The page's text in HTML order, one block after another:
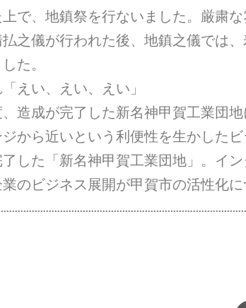
で、地鎮祭を行ないました。厳粛
之儀が行われた後、地鎮之儀では
た。
えい、えい、えい」
、造成が完了した新名神甲賀工業団
から近いという利便性を生かした
した「新名神甲賀工業団地」。イ
のビジネス展開が甲賀市の活性化